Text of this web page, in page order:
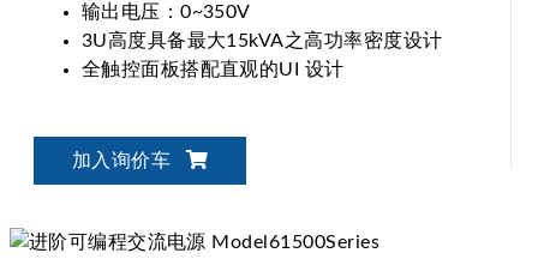
输出电压：0~350V
3U高度具备最大15kVA之高功率密度设计
全触控面板搭配直观的UI 设计
加入询价车